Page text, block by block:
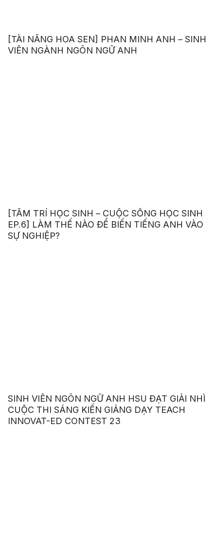
[TÀI NĂNG HOA SEN] PHAN MINH ANH – SINH
VIÊN NGÀNH NGÔN NGỮ ANH
[TÂM TRÍ HỌC SINH – CUỘC SỐNG HỌC SINH
EP.6] LÀM THẾ NÀO ĐỂ BIẾN TIẾNG ANH VÀO
SỰ NGHIỆP?
SINH VIÊN NGÔN NGỮ ANH HSU ĐẠT GIẢI NHÌ
CUỘC THI SÁNG KIẾN GIẢNG DẠY TEACH
INNOVAT-ED CONTEST 23